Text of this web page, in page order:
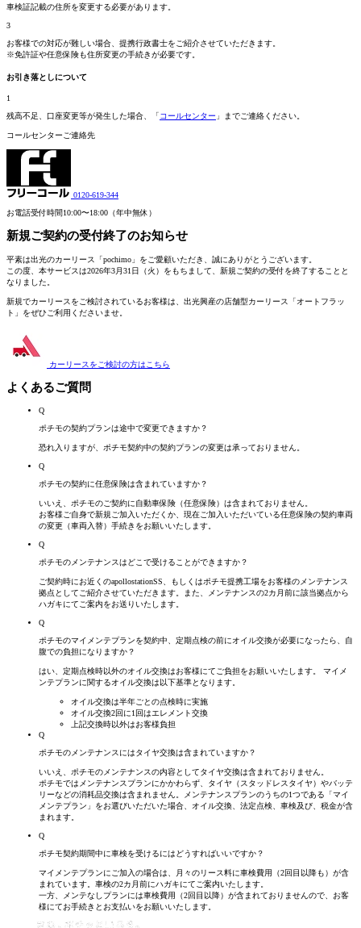
車検証記載の住所を変更する必要があります。
3
お客様での対応が難しい場合、提携行政書士をご紹介させていただきます。
※免許証や任意保険も住所変更の手続きが必要です。
お引き落としについて
1
残高不足、口座変更等が発生した場合、「コールセンター 」までご連絡ください。
コールセンターご連絡先
0120-619-344
お電話受付時間10:00〜18:00（年中無休）
新規ご契約の受付終了のお知らせ
平素は出光のカーリース「pochimo」をご愛顧いただき、誠にありがとうございます。
この度、本サービスは2026年3月31日（火）をもちまして、新規ご契約の受付を終了することと
なりました。
新規でカーリースをご検討されているお客様は、 出光興産の店舗型カーリース「オートフラッ
ト」 をぜひご利用くださいませ。
カーリースをご検討の方は こちら
よくあるご質問
Q
ポチモの契約プランは途中で変更できますか？
恐れ入りますが、ポチモ契約中の契約プランの変更は承っておりません。
Q
ポチモの契約に任意保険は含まれていますか？
いいえ、ポチモのご契約に自動車保険（任意保険）は含まれておりません。
お客様ご自身で新規ご加入いただくか、現在ご加入いただいている任意保険の契約車両
の変更（車両入替）手続きをお願いいたします。
Q
ポチモのメンテナンスはどこで受けることができますか？
ご契約時にお近くのapollostationSS、もしくはポチモ提携工場をお客様のメンテナンス
拠点としてご紹介させていただきます。また、メンテナンスの2カ月前に該当拠点から
ハガキにてご案内をお送りいたします。
Q
ポチモのマイメンテプランを契約中、定期点検の前にオイル交換が必要になったら、自
腹での負担になりますか？
はい、定期点検時以外のオイル交換はお客様にてご負担をお願いいたします。 マイメ
ンテプランに関するオイル交換は以下基準となります。
オイル交換は半年ごとの点検時に実施
オイル交換2回に1回はエレメント交換
上記交換時以外はお客様負担
Q
ポチモのメンテナンスにはタイヤ交換は含まれていますか？
いいえ、ポチモのメンテナンスの内容としてタイヤ交換は含まれておりません。
ポチモではメンテナンスプランにかかわらず、タイヤ（スタッドレスタイヤ）やバッテ
リーなどの消耗品交換は含まれません。メンテナンスプランのうちの1つである「マイ
メンテプラン」をお選びいただいた場合、オイル交換、法定点検、車検及び、税金が含
まれます。
Q
ポチモ契約期間中に車検を受けるにはどうすればいいですか？
マイメンテプランにご加入の場合は、月々のリース料に車検費用（2回目以降も）が含
まれています。車検の2カ月前にハガキにてご案内いたします。
一方、メンテなしプランには車検費用（2回目以降）が含まれておりませんので、お客
様にてお手続きとお支払いをお願いいたします。